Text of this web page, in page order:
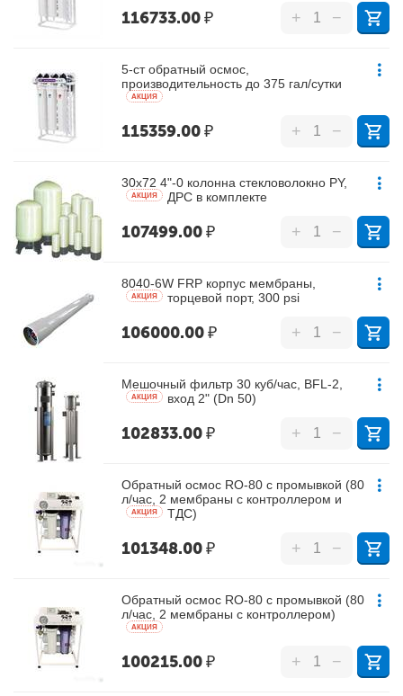
116733.00₽ + −
5-ст обратный осмос,
производительность до 375 гал/сутки
AКЦИЯ
115359.00₽ + −
30х72 4"-0 колонна стекловолокно PY,
ДРС в комплекте
AКЦИЯ
107499.00₽ + −
8040-6W FRP корпус мембраны,
торцевой порт, 300 psi
AКЦИЯ
106000.00₽ + −
Мешочный фильтр 30 куб/час, BFL-2,
вход 2" (Dn 50)
AКЦИЯ
102833.00₽ + −
Обратный осмос RO-80 с промывкой (80
л/час, 2 мембраны с контроллером и
ТДС)
AКЦИЯ
101348.00₽ + −
Обратный осмос RO-80 с промывкой (80
л/час, 2 мембраны с контроллером)
AКЦИЯ
100215.00₽ + −